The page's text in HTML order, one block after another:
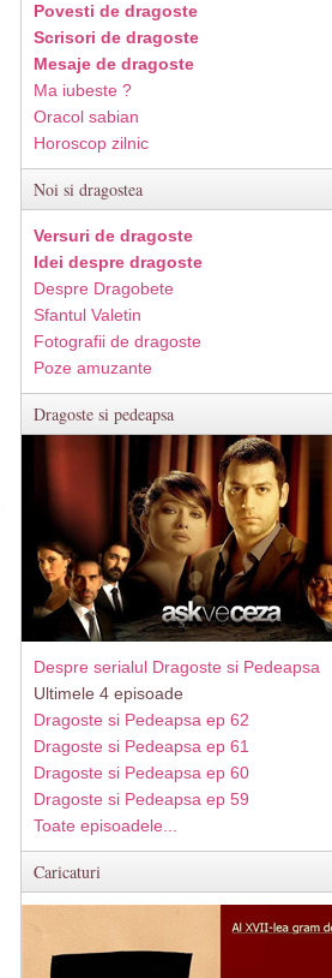
Povesti de dragoste
Scrisori de dragoste
Mesaje de dragoste
Ma iubeste ?
Oracol sabian
Horoscop zilnic
Noi si dragostea
Versuri de dragoste
Idei despre dragoste
Despre Dragobete
Sfantul Valetin
Fotografii de dragoste
Poze amuzante
Dragoste si pedeapsa
Despre serialul Dragoste si Pedeapsa
Ultimele 4 episoade
Dragoste si Pedeapsa ep 62
Dragoste si Pedeapsa ep 61
Dragoste si Pedeapsa ep 60
Dragoste si Pedeapsa ep 59
Toate episoadele...
Caricaturi